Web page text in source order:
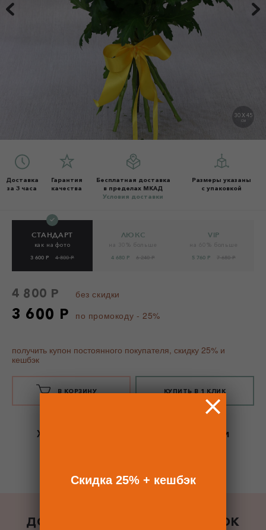
30 X 45
СМ
Доставка
за 3 часа
Гарантия
качества
Бесплатная доставка
в пределах МКАД
Условия доставки
Размеры указаны
с упаковкой
СТАНДАРТ
как на фото
3 600 Р 4 800 Р
ЛЮКС
4 680 Р 6 240 Р
VIP
5 760 Р 7 680 Р
4 800 Р без скидки
3 600 Р по промокоду - 25%
получить купон постоянного покупателя, скидку 25% и
кешбэк
В КОРЗИНУ КУПИТЬ В 1 КЛИК
Хотите сразу
и
ДОБАВИТЬ К ЗАКАЗУ ПОДАРОК
Скидка 25% + кешбэк